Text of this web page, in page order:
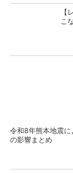
【
こ
令和8年熊本地震に
の影響まとめ